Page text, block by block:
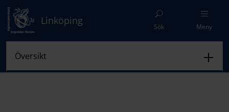
Linköping
Sök Meny